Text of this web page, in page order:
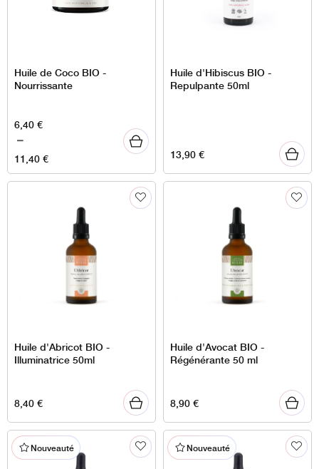
Huile de Coco BIO -
Nourrissante
6,40€
–
11,40€
Plage
de
prix :
6,40 €
Huile d'Hibiscus BIO -
Repulpante 50ml
13,90€
Huile d'Abricot BIO -
Illuminatrice 50ml
8,40€
Huile d'Avocat BIO -
Régénérante 50 ml
8,90€
Nouveauté Nouveauté